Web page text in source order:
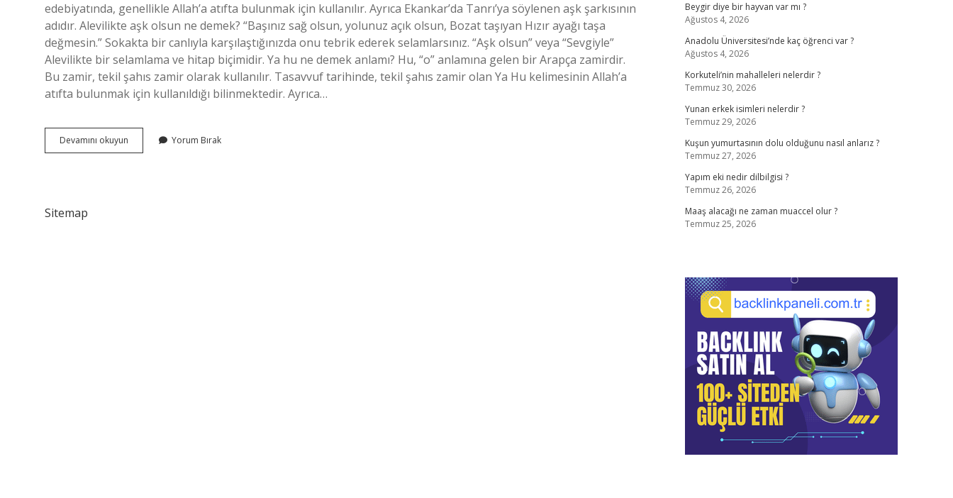
edebiyatında, genellikle Allah’a atıfta bulunmak için kullanılır. Ayrıca Ekankar’da Tanrı’ya söylenen aşk şarkısının
adıdır. Alevilikte aşk olsun ne demek? “Başınız sağ olsun, yolunuz açık olsun, Bozat taşıyan Hızır ayağı taşa
değmesin.” Sokakta bir canlıyla karşılaştığınızda onu tebrik ederek selamlarsınız. “Aşk olsun” veya “Sevgiyle”
Alevilikte bir selamlama ve hitap biçimidir. Ya hu ne demek anlamı? Hu, “o” anlamına gelen bir Arapça zamirdir.
Bu zamir, tekil şahıs zamir olarak kullanılır. Tasavvuf tarihinde, tekil şahıs zamir olan Ya Hu kelimesinin Allah’a
atıfta bulunmak için kullanıldığı bilinmektedir. Ayrıca…
Devamını okuyun
Olsun
Yorum Bırak
Sitemap
Beygir diye bir hayvan var mı ?
Ağustos 4, 2026
Anadolu Üniversitesi’nde kaç öğrenci var ?
Ağustos 4, 2026
Korkuteli’nin mahalleleri nelerdir ?
Temmuz 30, 2026
Yunan erkek isimleri nelerdir ?
Temmuz 29, 2026
Kuşun yumurtasının dolu olduğunu nasıl anlarız ?
Temmuz 27, 2026
Yapım eki nedir dilbilgisi ?
Temmuz 26, 2026
Maaş alacağı ne zaman muaccel olur ?
Temmuz 25, 2026